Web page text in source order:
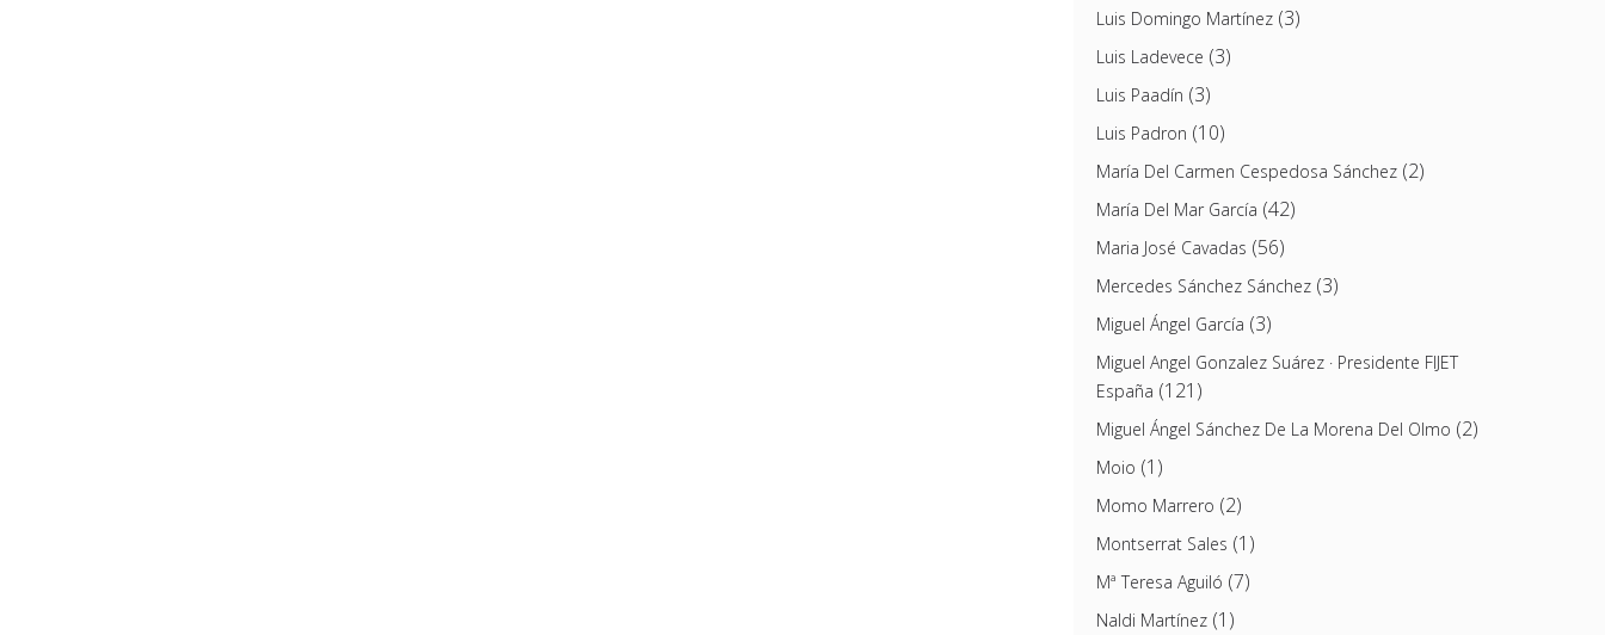
Luis Domingo Martínez(3)
Luis Ladevece (3)
Luis Paadín (3)
Luis Padron (10)
María Del Carmen Cespedosa Sánchez(2)
María Del Mar García (42)
Maria José Cavadas (56)
Mercedes Sánchez Sánchez(3)
Miguel Ángel García (3)
Miguel Angel Gonzalez Suárez · Presidente FIJET
España (121)
Miguel Ángel Sánchez De La Morena Del Olmo (2)
Moio (1)
Momo Marrero (2)
Montserrat Sales (1)
Mª Teresa Aguiló (7)
Naldi Martínez(1)